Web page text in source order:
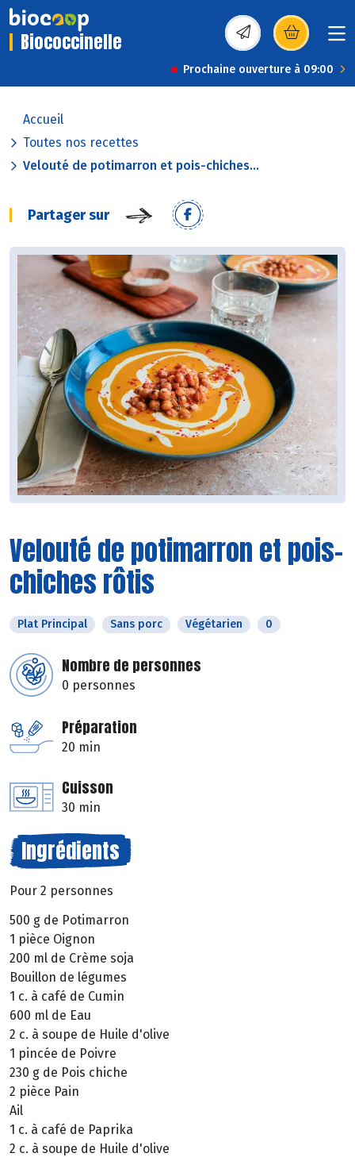
Biococcinelle (s’ouvre dans une
Prochaine ouverture à 09:00
Accueil
Toutes nos recettes
Velouté de potimarron et pois-chiches...
Partager sur
Velouté de potimarron et pois-
chiches rôtis
Plat Principal Sans porc Végétarien 0
Nombre de personnes
0 personnes
Préparation
20 min
Cuisson
30 min
Ingrédients
Pour 2 personnes
500 g de Potimarron
1 pièce Oignon
200 ml de Crème soja
Bouillon de légumes
1 c. à café de Cumin
600 ml de Eau
2 c. à soupe de Huile d'olive
1 pincée de Poivre
230 g de Pois chiche
2 pièce Pain
Ail
1 c. à café de Paprika
2 c. à soupe de Huile d'olive